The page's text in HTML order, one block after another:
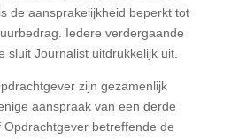
de aansprakelijkheid beperkt tot
Iedere verdergaande
sluit Journalist uitdrukkelijk uit.
zijn gezamenlijk
aanspraak van een derde
betreffende de